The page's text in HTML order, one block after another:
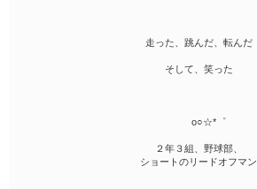
走った、跳んだ、転んだ
そして、笑った
o○☆*゜
２年３組、野球部、
ショートのリードオフマン